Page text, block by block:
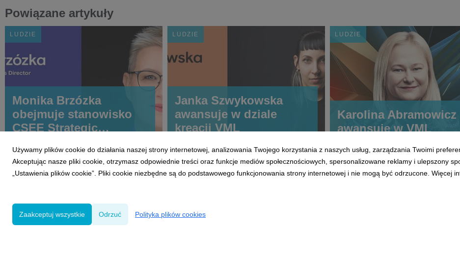
Powiązane artykuły
LUDZIE
Monika Brzózka
obejmuje stanowisko
CSEE Strategic
Finance & SCC w WPP
LUDZIE
Janka Szwykowska
awansuje w dziale
kreacji VML
LUDZIE
Karolina Abramowicz
awansuje w VML
Używamy plików cookie do działania naszej strony internetowej, analizowania Twojego korzystania z naszych usług, zarządzania Twoimi
Akceptując nasze pliki cookie, otrzymasz odpowiednie treści oraz funkcje mediów społecznościowych, spersonalizowane reklamy i ulepszony
„Ustawienia plików cookie”. Pliki cookie niezbędne są do podstawowego funkcjonowania strony internetowej i nie mogą być odrzucone. Więcej
Zaakceptuj wszystkie Odrzuć Polityka plików cookies